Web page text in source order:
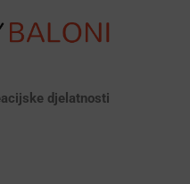
djelatnosti